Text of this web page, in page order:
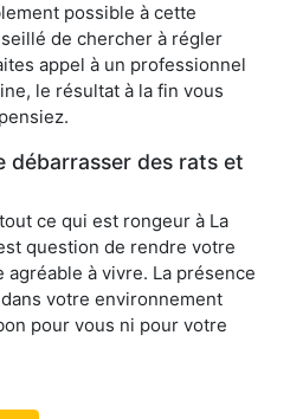
possible à cette
de chercher à régler
appel à un professionnel
le résultat à la fin vous
débarrasser des rats et
ce qui est rongeur à La
question de rendre votre
agréable à vivre. La présence
votre environnement
pour vous ni pour votre